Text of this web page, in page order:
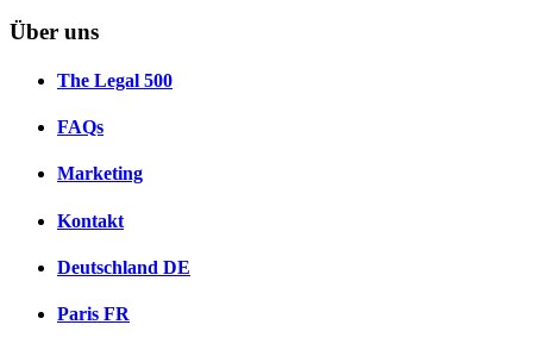
Über uns
The Legal 500
FAQs
Marketing
Kontakt
Deutschland DE
Paris FR